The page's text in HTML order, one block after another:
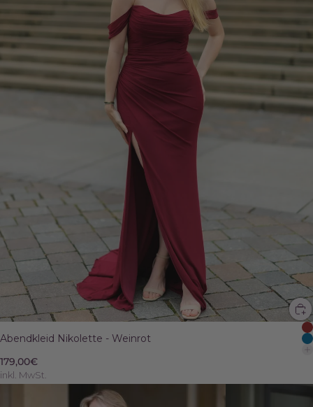
Abendkleid Nikolette - Weinrot
179,00€
inkl. MwSt.